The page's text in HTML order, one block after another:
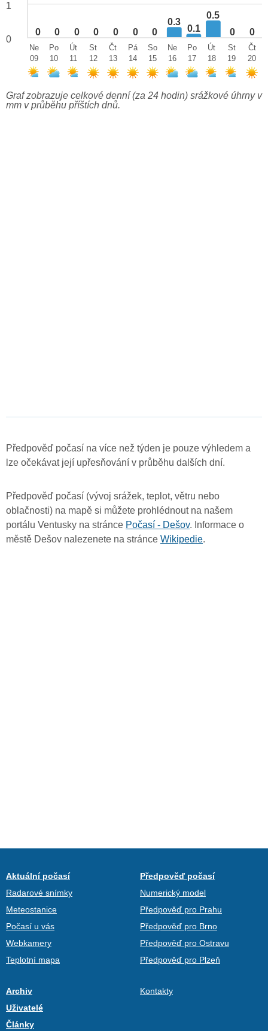
0 0 0 0 0 0 0
0.3
0.1
0.5
0 0
1
0
Ne
09
Po
10
Út
11
St
12
Čt
13
Pá
14
So
15
Ne
16
Po
17
Út
18
St
19
Čt
20
Graf zobrazuje celkové denní (za 24 hodin) srážkové úhrny v
mm v průběhu příštích dnů.
Předpověď počasí na více než týden je pouze výhledem a
lze očekávat její upřesňování v průběhu dalších dní.
Předpověď počasí (vývoj srážek, teplot, větru nebo
oblačnosti) na mapě si můžete prohlédnout na našem
portálu Ventusky na stránce Počasí - Dešov. Informace o
městě Dešov nalezenete na stránce Wikipedie.
Aktuální počasí
Radarové snímky
Meteostanice
Počasí u vás
Webkamery
Teplotní mapa
Předpověď počasí
Numerický model
Předpověď pro Prahu
Předpověď pro Brno
Předpověď pro Ostravu
Předpověď pro Plzeň
Archiv
Uživatelé
Články
Kontakty